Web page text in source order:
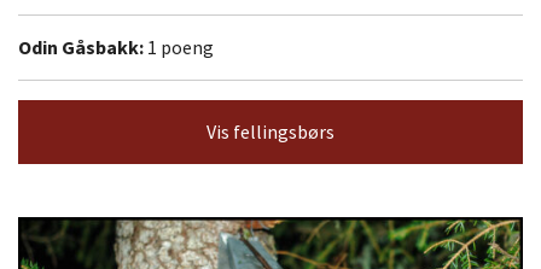
Odin Gåsbakk: 1 poeng
Vis fellingsbørs